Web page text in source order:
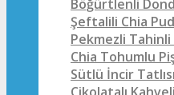
Böğürtlenli
Şeftalili Chia
Pekmezli Tahinli
Chia Tohumlu
Sütlü İncir Tatlısı